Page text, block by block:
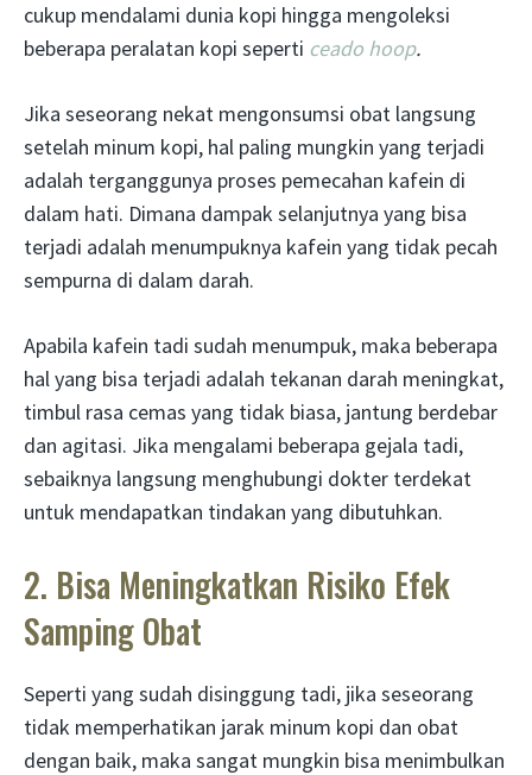
cukup mendalami dunia kopi hingga mengoleksi
beberapa peralatan kopi seperti ceado hoop.
Jika seseorang nekat mengonsumsi obat langsung
setelah minum kopi, hal paling mungkin yang terjadi
adalah terganggunya proses pemecahan kafein di
dalam hati. Dimana dampak selanjutnya yang bisa
terjadi adalah menumpuknya kafein yang tidak pecah
sempurna di dalam darah.
Apabila kafein tadi sudah menumpuk, maka beberapa
hal yang bisa terjadi adalah tekanan darah meningkat,
timbul rasa cemas yang tidak biasa, jantung berdebar
dan agitasi. Jika mengalami beberapa gejala tadi,
sebaiknya langsung menghubungi dokter terdekat
untuk mendapatkan tindakan yang dibutuhkan.
2. Bisa Meningkatkan Risiko Efek
Samping Obat
Seperti yang sudah disinggung tadi, jika seseorang
tidak memperhatikan jarak minum kopi dan obat
dengan baik, maka sangat mungkin bisa menimbulkan